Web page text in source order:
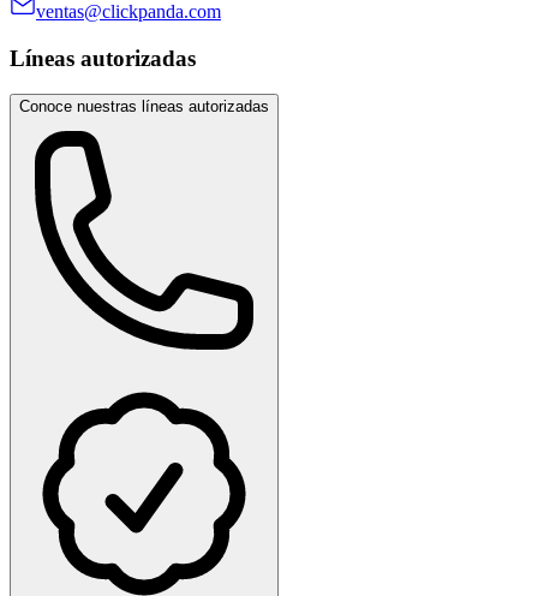
ventas@clickpanda.com
Líneas autorizadas
Conoce nuestras líneas autorizadas